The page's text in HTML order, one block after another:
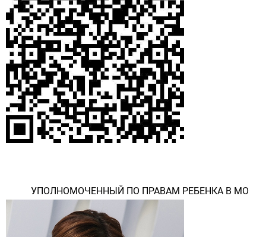
УПОЛНОМОЧЕННЫЙ ПО ПРАВАМ РЕБЕНКА В МО